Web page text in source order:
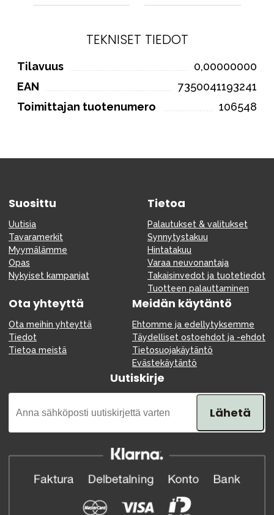
TEKNISET TIEDOT
Tilavuus
0,00000000
EAN
7350041193241
Toimittajan tuotenumero
106548
Suosittu
Uutisia
Tavaramerkit
Myymälämme
Opas
Nykyiset kampanjat
Tietoa
Palautukset & valitukset
Synnytystakuu
Hintatakuu
Varaa neuvonantaja
Takaisinvedot ja tuotetiedot
Tuotteen palauttaminen
Ota yhteyttä
Ota meihin yhteyttä
Tiedot
Tietoa meistä
Meidän käytäntö
Ehtomme ja edellytyksemme
Täydelliset ostoehdot ja -ehdot
Tietosuojakäytäntö
Evästekäytäntö
Uutiskirje
Lähetä